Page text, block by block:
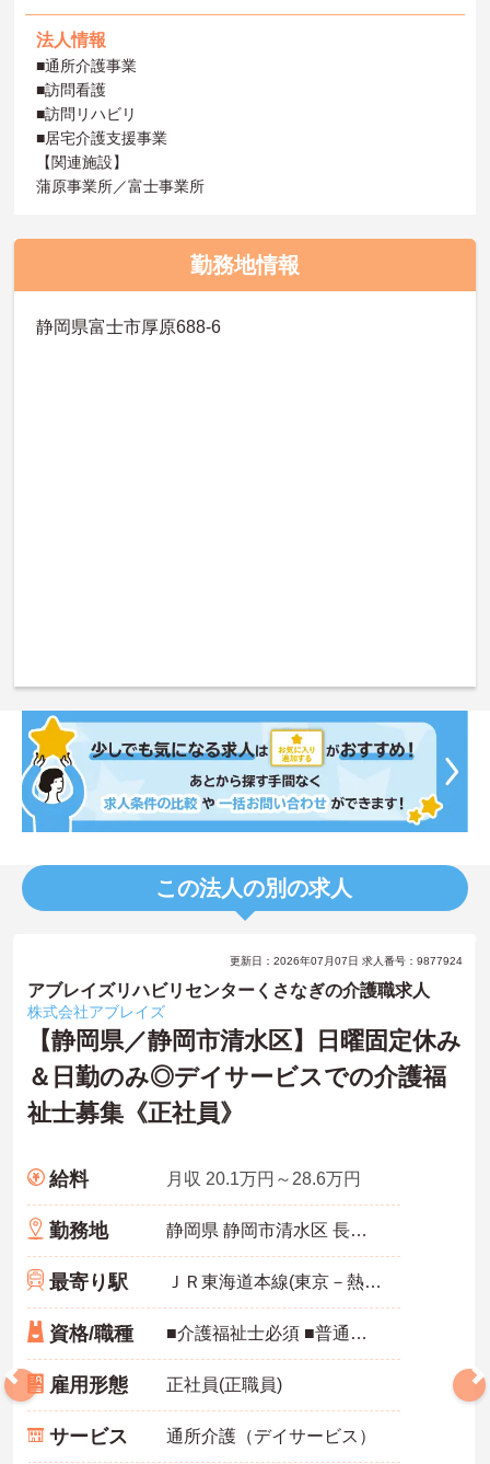
法人情報
■通所介護事業
■訪問看護
■訪問リハビリ
■居宅介護支援事業
【関連施設】
蒲原事業所／富士事業所
勤務地情報
静岡県富士市厚原688-6
この法人の別の求人
更新日：2026年07月07日 求人番号：9877924
アブレイズリハビリセンターくさなぎの介護職求人
株式会社アブレイズ
【静岡県／静岡市清水区】日曜固定休み
＆日勤のみ◎デイサービスでの介護福
祉士募集《正社員》
給料 月収 20.1万円～28.6万円
勤務地 静岡県 静岡市清水区 長崎南町10－32
最寄り駅 ＪＲ東海道本線(東京－熱海)「草薙(ＪＲ)駅」徒歩10分
資格/職種 ■介護福祉士必須 ■普通自動車免許必須（ＡＴ限定可） ■経験不問
雇用形態 正社員(正職員)
サービス 通所介護（デイサービス）